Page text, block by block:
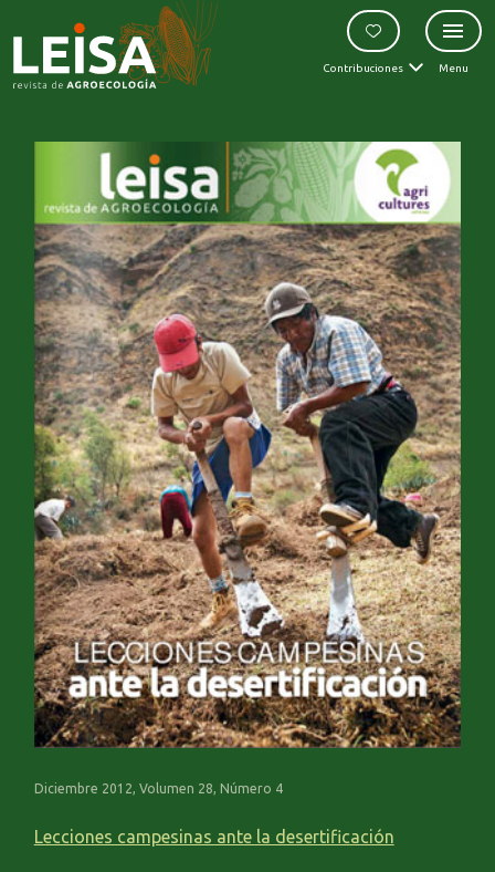
Contribuciones Menu
Diciembre 2012, Volumen 28, Número 4
Lecciones campesinas ante la desertificación